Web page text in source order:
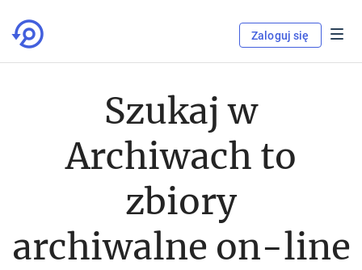
Zaloguj się
Szukaj w
Archiwach to
zbiory
archiwalne on-line